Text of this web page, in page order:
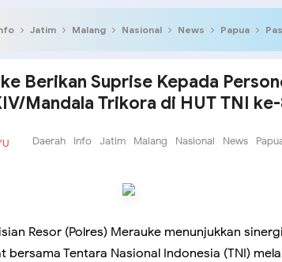
Jatim Malang Nasional News Papua
Berikan Suprise Kepada
Mandala Trikora di HUT TNI
Daerah Info Jatim Malang Nasional News
Resor (Polres) Merauke menunjukkan
bersama Tentara Nasional Indonesia (TNI)